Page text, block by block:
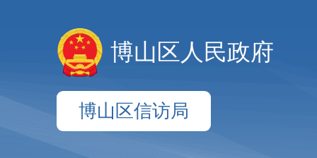
博山区人民政府
博山区信访局